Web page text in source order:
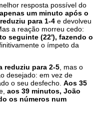
resposta possível do
um minuto após o
para 1-4 e devolveu
a reação morreu cedo:
seguinte (22'), fazendo o
o ímpeto da
reduziu para 2-5 , mas o
desejado: em vez de
o seu desfecho. Aos 35
aos 39 minutos, João
os números num